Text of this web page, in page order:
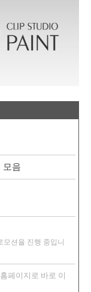
모음
션을 진행 중입니
페이지로 바로 이